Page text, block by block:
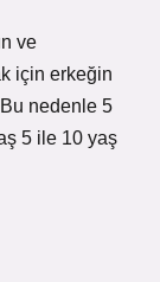
ve
için erkeğin
nedenle 5
5 ile 10 yaş